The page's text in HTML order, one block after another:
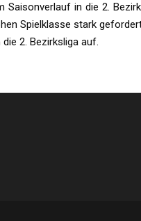
Saisonverlauf in die 2.
Spielklasse stark
2. Bezirksliga auf.